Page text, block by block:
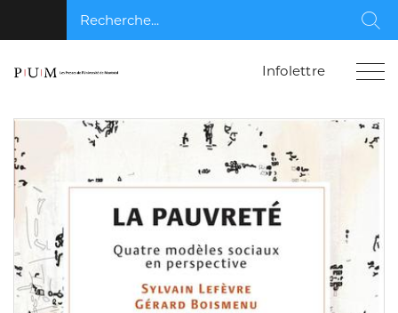
Recherche...
Infolettre